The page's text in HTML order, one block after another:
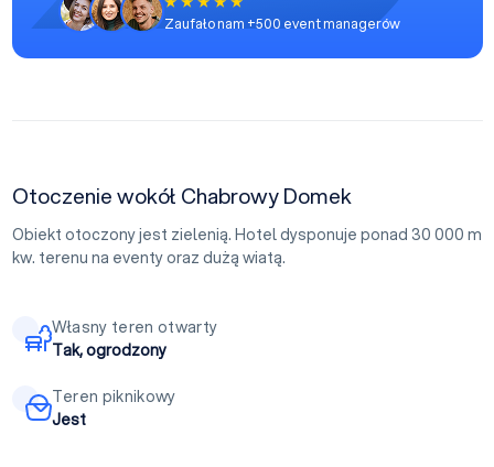
Zaufało nam +500 event managerów
Otoczenie wokół Chabrowy Domek
Obiekt otoczony jest zielenią. Hotel dysponuje ponad 30 000 m
kw. terenu na eventy oraz dużą wiatą.
Własny teren otwarty
Tak, ogrodzony
Teren piknikowy
Jest